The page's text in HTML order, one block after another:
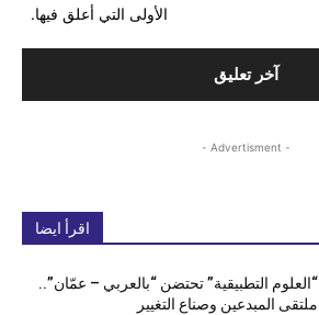
الأولى التي أعلق فيها.
- Advertisment -
اقرأ ايضا
“العلوم التطبيقية” تحتضن “بالعربي – عمّان”..
ملتقى المبدعين وصناع التغيير